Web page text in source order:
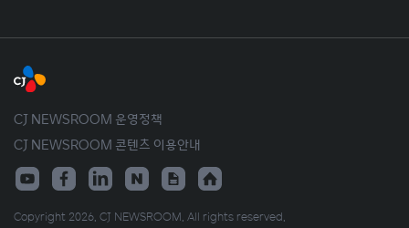
CJ NEWSROOM 운영정책
CJ NEWSROOM 콘텐츠 이용안내
Copyright 2026. CJ NEWSROOM. All rights reserved.